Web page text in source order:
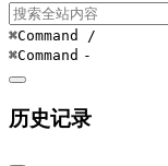
⌘Command /
⌘Command -
历史记录